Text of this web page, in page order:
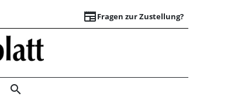
newspaperFragen zur Zustellung?
Kicken nach
search